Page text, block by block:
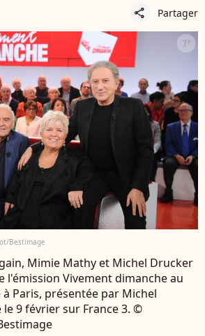
share Partager
Bestimage
Mimie Mathy et Michel Drucker
l'émission Vivement dimanche au
Paris, présentée par Michel
9 février sur France 3. ©